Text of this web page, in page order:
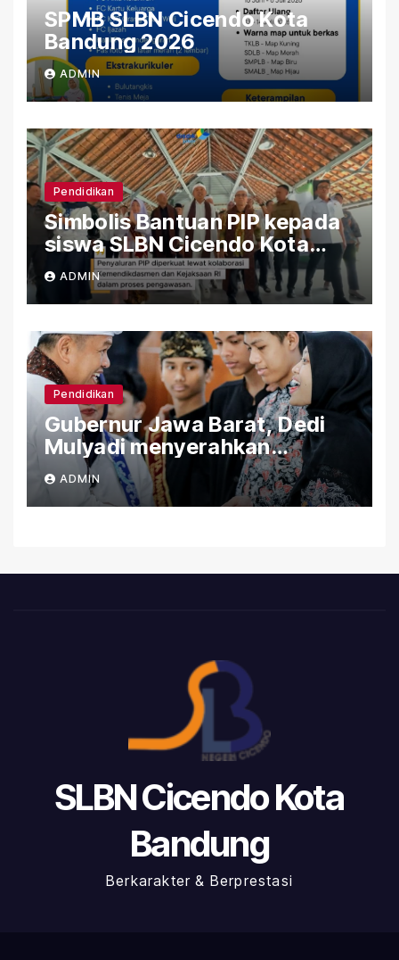
SPMB SLBN Cicendo Kota
Bandung 2026
ADMIN
Pendidikan
Simbolis Bantuan PIP kepada
siswa SLBN Cicendo Kota
Bandung
ADMIN
Pendidikan
Gubernur Jawa Barat, Dedi
Mulyadi menyerahkan
Bantuan (PIP) Kepada Siswa
SLBN Cicendo Kota Bandung
ADMIN
SLBN Cicendo Kota
Bandung
Berkarakter & Berprestasi